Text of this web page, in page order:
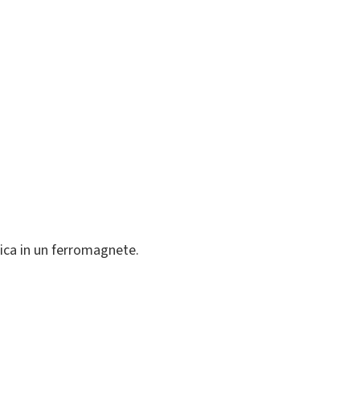
in un ferromagnete.